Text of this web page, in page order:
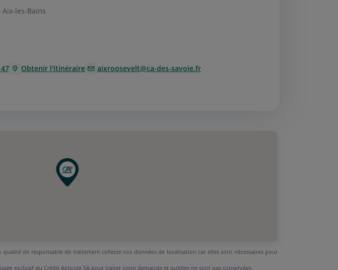
Aix-les-Bains
Obtenir l'itinéraire aixroosevelt@ca-des-savoie.fr
de responsable de traitement collecte vos données de localisation car elles sont nécessaires pour
exclusif du Crédit Agricole SA pour traiter votre demande et qu’elles ne sont pas conservées.